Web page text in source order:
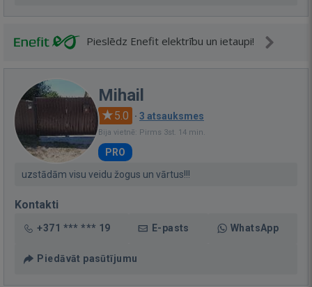
Pieslēdz Enefit elektrību un ietaupi!
Mihail
5.0 · 3 atsauksmes
Bija vietnē: Pirms 3st. 14 min.
PRO
uzstādām visu veidu žogus un vārtus!!!
Kontakti
+371 *** *** 19 E-pasts WhatsApp
Piedāvāt pasūtījumu